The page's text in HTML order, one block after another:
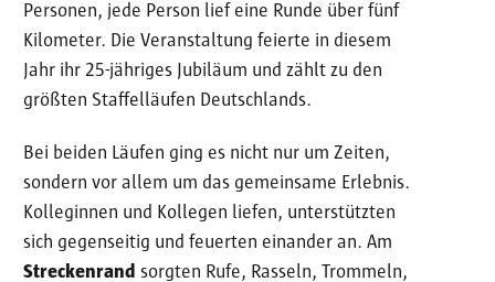
Personen, jede Person lief eine Runde über fünf
Kilometer. Die Veranstaltung feierte in diesem
Jahr ihr 25-jähriges Jubiläum und zählt zu den
größten Staffelläufen Deutschlands.
Bei beiden Läufen ging es nicht nur um Zeiten,
sondern vor allem um das gemeinsame Erlebnis.
Kolleginnen und Kollegen liefen, unterstützten
sich gegenseitig und feuerten einander an. Am
Streckenrand sorgten Rufe, Rasseln, Trommeln,